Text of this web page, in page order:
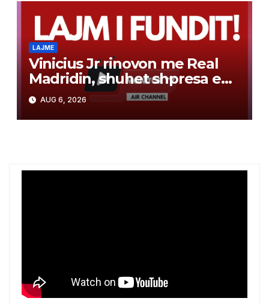
LAJME
Vinicius Jr rinovon me Real
Madridin, shuhet shpresa e
Arsenalit për transferimin e
brazilianit
AUG 6, 2026